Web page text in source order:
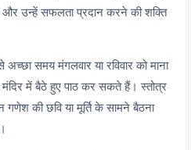
उन्हें सफलता प्रदान करने की शक्ति
समय मंगलवार या रविवार को माना
मंदिर में बैठे हुए पाठ कर सकते हैं। स्तोत्र
की छवि या मूर्ति के सामने बैठना